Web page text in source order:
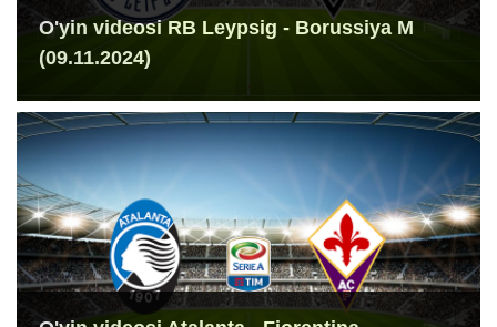
O'yin videosi RB Leypsig - Borussiya M
(09.11.2024)